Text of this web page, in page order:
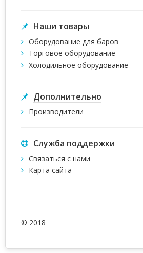
Наши товары
Оборудование для баров
Торговое оборудование
Холодильное оборудование
Дополнительно
Производители
Служба поддержки
Связаться с нами
Карта сайта
© 2018